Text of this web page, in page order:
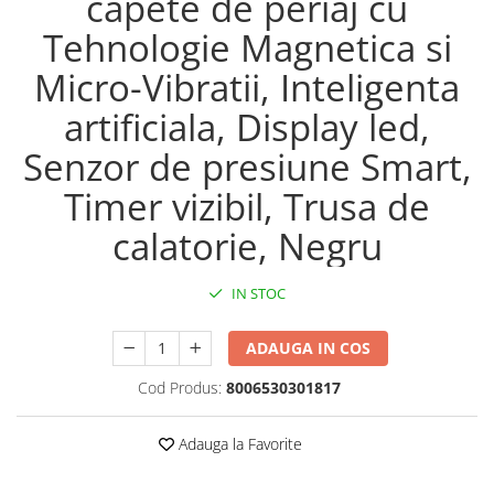
Maturi, mopuri si galeti
Organizare si depozitare
Pistoale de lipit
Termometre bucatarie
Tigai si Seturi
Unelte si aparate de masura
Uscatoare Rufe
Veioze si Lampi
Console, Jocuri & Accesorii
Electrocasnice & Climatizare
Aparate de vidat
Aspiratoare
Blendere & Tocatoare
Tehnologie Magnetica si
Micro-Vibratii, Inteligenta
artificiala, Display led,
Senzor de presiune Smart,
Timer vizibil, Trusa de
calatorie, Negru
IN STOC
ADAUGA IN COS
Cod Produs: 8006530301817
Adauga la Favorite